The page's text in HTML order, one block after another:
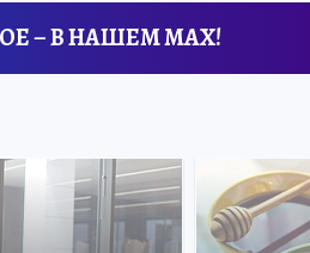
– В НАШЕМ MAX!